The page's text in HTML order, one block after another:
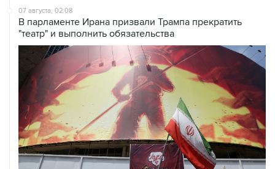
07 августа, 02:08
В парламенте Ирана призвали Трампа прекратить
"театр" и выполнить обязательства